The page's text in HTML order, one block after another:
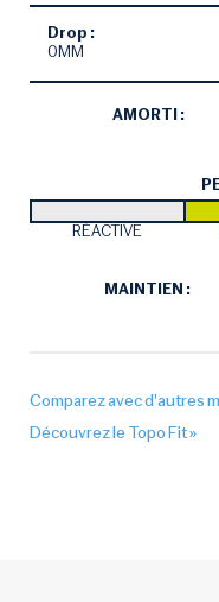
Drop :
0MM
AMORTI :
RÉACTIVE
MAINTIEN :
Comparez avec d'autres
Découvrez le Topo Fit »